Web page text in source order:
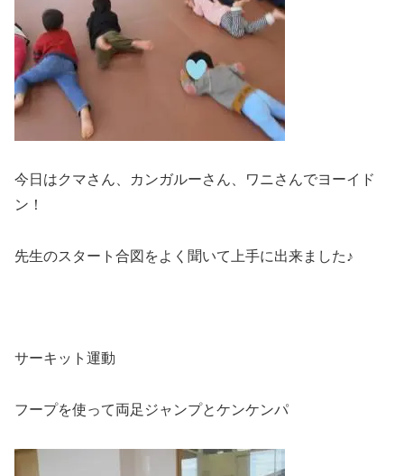
今日はクマさん、カンガルーさん、ワニさんでヨーイド
ン！
先生のスタート合図をよく聞いて上手に出来ました♪
サーキット運動
フープを使って両足ジャンプとケンケンパ